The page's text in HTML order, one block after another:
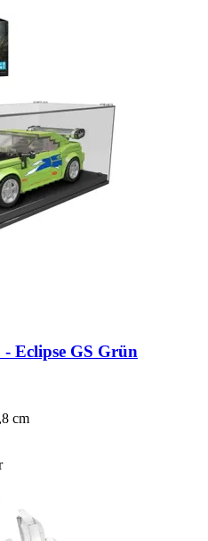
-​ Eclipse GS Grün
cm